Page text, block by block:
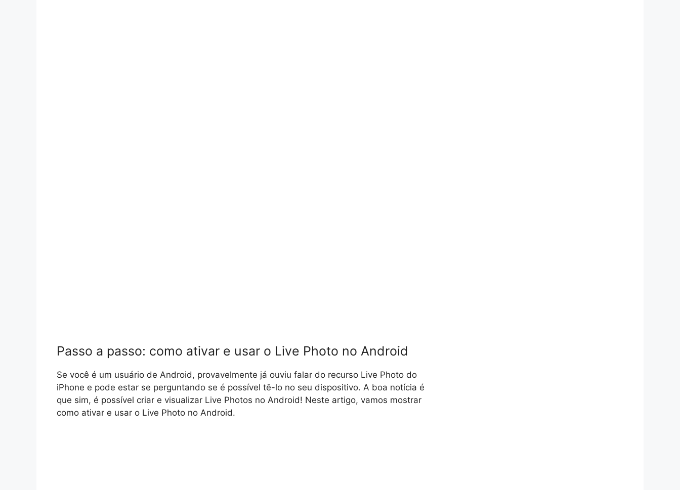
Passo a passo: como ativar e usar o Live Photo no Android
Se você é um usuário de Android, provavelmente já ouviu falar do recurso Live Photo do
iPhone e pode estar se perguntando se é possível tê-lo no seu dispositivo. A boa notícia é
que sim, é possível criar e visualizar Live Photos no Android! Neste artigo, vamos mostrar
como ativar e usar o Live Photo no Android.